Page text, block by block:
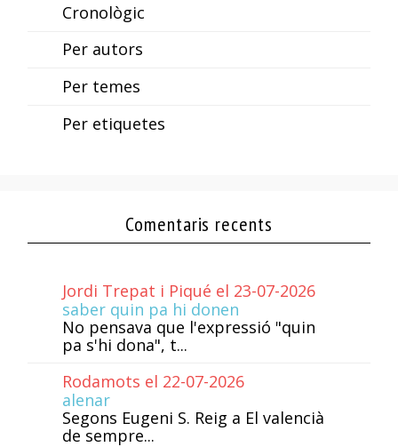
Cronològic
Per autors
Per temes
Per etiquetes
Comentaris recents
Jordi Trepat i Piqué el 23-07-2026
saber quin pa hi donen
No pensava que l'expressió "quin
pa s'hi dona", t...
Rodamots el 22-07-2026
alenar
Segons Eugeni S. Reig a El valencià
de sempre...